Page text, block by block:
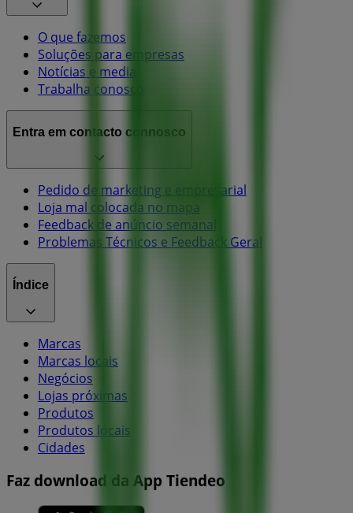
O que fazemos
Soluções para empresas
Notícias e media
Trabalha conosco
Entra em contacto connosco
Pedido de marketing e empresarial
Loja mal colocada no mapa
Feedback de anúncio semanal
Problemas Técnicos e Feedback Geral
Índice
Marcas
Marcas locais
Negócios
Lojas próximas
Produtos
Produtos locais
Cidades
Faz download da App Tiendeo